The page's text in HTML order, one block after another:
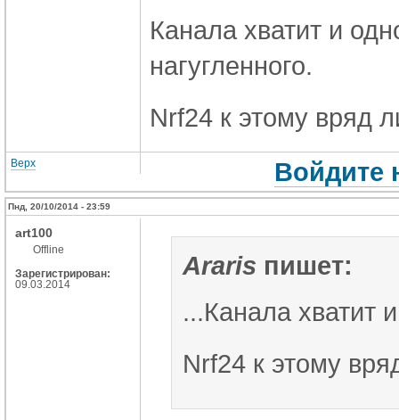
Канала хватит и
нагугленного.
Nrf24 к этому вряд
Верх Войдите
Пнд, 20/10/2014 - 23:59
art100
Offline
Зарегистрирован:
09.03.2014
Araris пишет:
...Канала хватит
Nrf24 к этому